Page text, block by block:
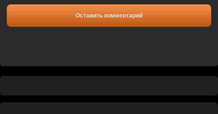
Оставить комментарий